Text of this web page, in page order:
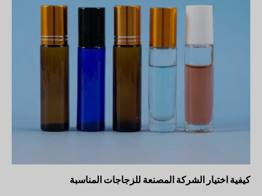
كيفية اختيار الشركة المصنعة للزجاجات المناسبة